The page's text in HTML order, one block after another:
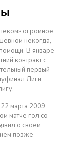
огромное
некогда,
В январе
контракт с
первый
Лиги
марта 2009
матче гол со
о своем
позже